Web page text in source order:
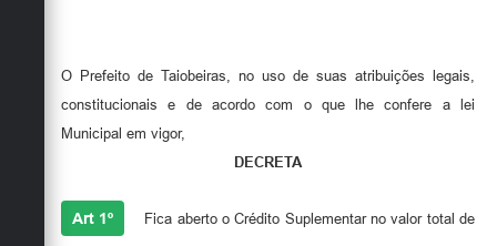
O Prefeito de Taiobeiras, no uso de suas atribuições legais,
constitucionais e de acordo com o que lhe confere a lei
Municipal em vigor,
DECRETA
Art 1º Fica aberto o Crédito Suplementar no valor total de